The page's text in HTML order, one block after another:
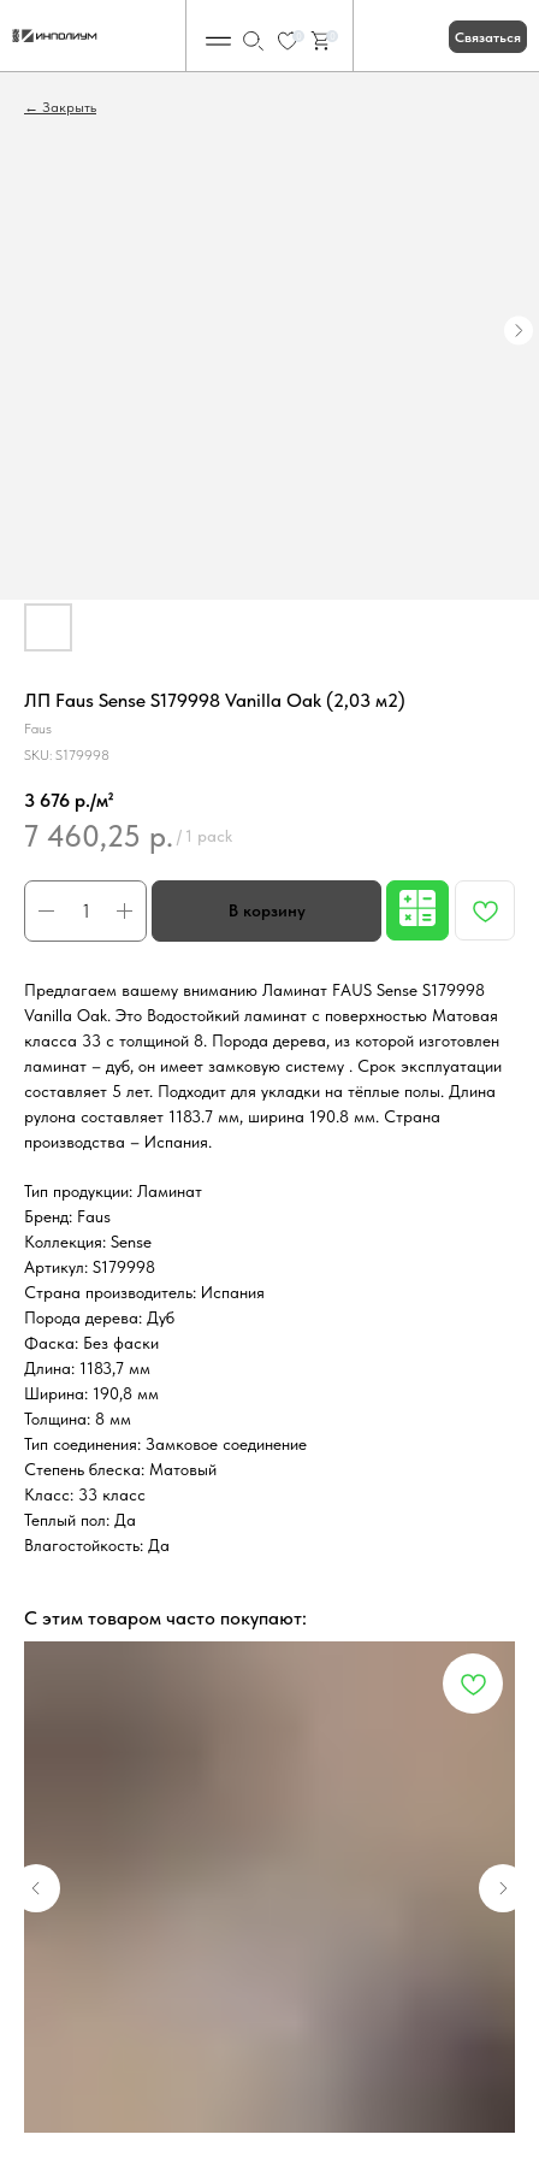
Связаться
Закрыть
ЛП Faus Sense S179998 Vanilla Oak (2,03 м2)
Faus
SKU: S179998
3 676 р./м²
7 460,25 р. / 1 pack
Предлагаем вашему вниманию Ламинат FAUS Sense S179998
Vanilla Oak. Это Водостойкий ламинат с поверхностью Матовая
класса 33 с толщиной 8. Порода дерева, из которой изготовлен
ламинат – дуб, он имеет замковую систему . Срок эксплуатации
составляет 5 лет. Подходит для укладки на тёплые полы. Длина
рулона составляет 1183.7 мм, ширина 190.8 мм. Страна
производства – Испания.
Тип продукции: Ламинат
Бренд: Faus
Коллекция: Sense
Артикул: S179998
Страна производитель: Испания
Порода дерева: Дуб
Фаска: Без фаски
Длина: 1183,7 мм
Ширина: 190,8 мм
Толщина: 8 мм
Тип соединения: Замковое соединение
Степень блеска: Матовый
Класс: 33 класс
Теплый пол: Да
Влагостойкость: Да
С этим товаром часто покупают: